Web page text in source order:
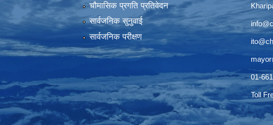
चौमासिक प्रगति प्रतिवेदन
सार्वजनिक सुनुवाई
सार्वजनिक परीक्षण
01-
Toll